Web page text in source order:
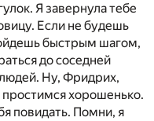
Я завернула тебе
Если не будешь
быстрым шагом,
до соседней
Ну, Фридрих,
хорошенько.
повидать. Помни, я